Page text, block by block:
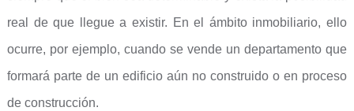
real de que llegue a existir. En el ámbito inmobiliario, ello
ocurre, por ejemplo, cuando se vende un departamento que
formará parte de un edificio aún no construido o en proceso
de construcción.